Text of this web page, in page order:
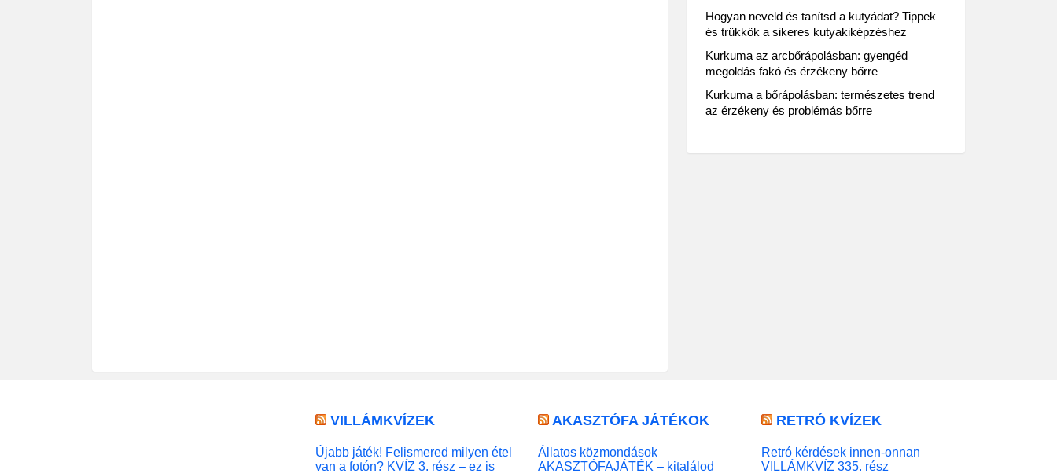
Hogyan neveld és tanítsd a kutyádat? Tippek
és trükkök a sikeres kutyakiképzéshez
Kurkuma az arcbőrápolásban: gyengéd
megoldás fakó és érzékeny bőrre
Kurkuma a bőrápolásban: természetes trend
az érzékeny és problémás bőrre
VILLÁMKVÍZEK
Újabb játék! Felismered milyen étel
van a fotón? KVÍZ 3. rész – ez is
AKASZTÓFA JÁTÉKOK
Állatos közmondások
AKASZTÓFAJÁTÉK – kitalálod
RETRÓ KVÍZEK
Retró kérdések innen-onnan
VILLÁMKVÍZ 335. rész